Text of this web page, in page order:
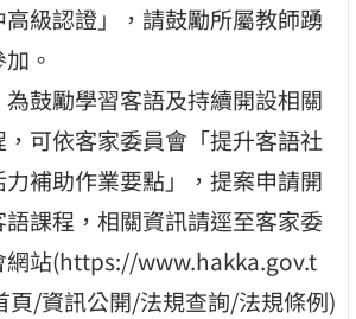
高級認證」，請鼓勵所屬教師踴
。
為鼓勵學習客語及持續開設相關
，可依客家委員會「提升客語社
力補助作業要點」，提案申請開
語課程，相關資訊請逕至客家委
網站(https://www.hakka.gov.t
頁/資訊公開/法規查詢/法規條例)